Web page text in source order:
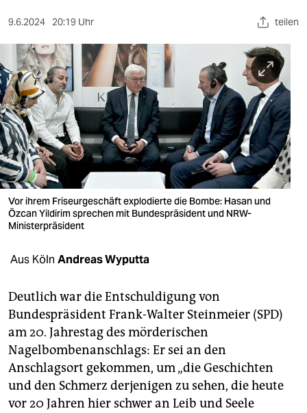
sport
berlin
nord
wahrheit
verlag
verlag
shop
fragen & hilfe
unterstützen
abo
genossenschaft
epaper login
9.6.2024 20:19 Uhr teilen
Vor ihrem Friseurgeschäft explodierte die Bombe: Hasan und
Özcan Yildirim sprechen mit Bundespräsident und NRW-
Ministerpräsident
Aus Köln Andreas Wyputta
Deutlich war die Entschuldigung von
Bundespräsident Frank-Walter Steinmeier (SPD)
am 20. Jahrestag des mörderischen
Nagelbombenanschlags: Er sei an den
Anschlagsort gekommen, um „die Geschichten
und den Schmerz derjenigen zu sehen, die heute
vor 20 Jahren hier schwer an Leib und Seele